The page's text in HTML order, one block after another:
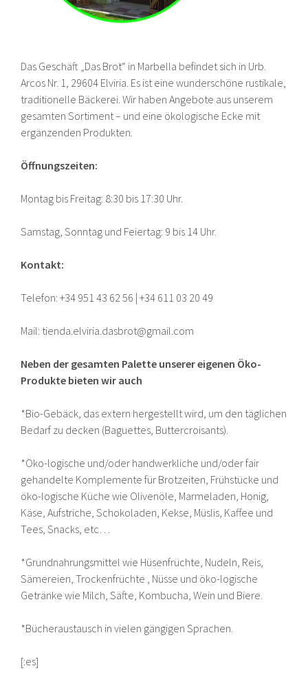
Das Geschäft „Das Brot“ in Marbella befindet sich in Urb.
Arcos Nr. 1, 29604 Elviria. Es ist eine wunderschöne rustikale,
traditionelle Bäckerei. Wir haben Angebote aus unserem
gesamten Sortiment – und eine ökologische Ecke mit
ergänzenden Produkten.
Öffnungszeiten:
Montag bis Freitag: 8:30 bis 17:30 Uhr.
Samstag, Sonntag und Feiertag: 9 bis 14 Uhr.
Kontakt:
Telefon: +34 951 43 62 56 |+34 611 03 20 49
Mail: tienda.elviria.dasbrot@gmail.com
Neben der gesamten Palette unserer eigenen Öko-
Produkte bieten wir auch
*Bio-Gebäck, das extern hergestellt wird, um den täglichen
Bedarf zu decken (Baguettes, Buttercroisants).
*Öko-logische und/oder handwerkliche und/oder fair
gehandelte Komplemente für Brotzeiten, Frühstücke und
öko-logische Küche wie Olivenöle, Marmeladen, Honig,
Käse, Aufstriche, Schokoladen, Kekse, Müslis, Kaffee und
Tees, Snacks, etc…
*Grundnahrungsmittel wie Hüsenfrüchte, Nudeln, Reis,
Sämereien, Trockenfrüchte , Nüsse und öko-logische
Getränke wie Milch, Säfte, Kombucha, Wein und Biere.
*Bücheraustausch in vielen gängigen Sprachen.
[:es]